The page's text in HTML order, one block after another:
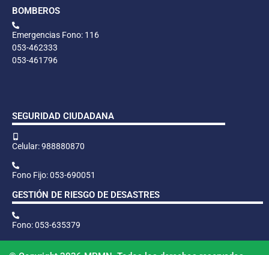
BOMBEROS
Emergencias Fono: 116
053-462333
053-461796
SEGURIDAD CIUDADANA
Celular: 988880870
Fono Fijo: 053-690051
GESTIÓN DE RIESGO DE DESASTRES
Fono: 053-635379